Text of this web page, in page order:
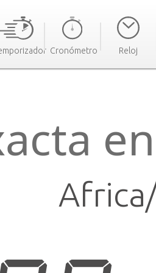
Cronómetro Reloj